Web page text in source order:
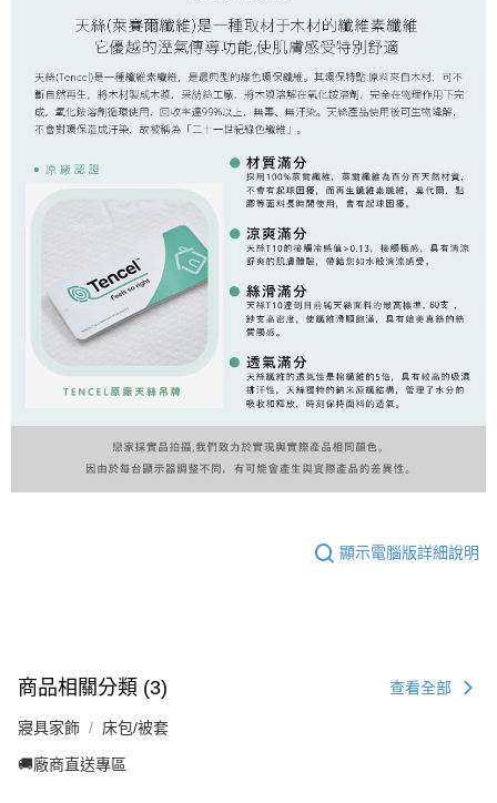
顯示電腦版詳細說明
商品相關分類 (3) 查看全部
寢具家飾 床包/被套
🚚廠商直送專區